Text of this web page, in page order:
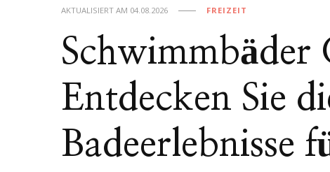
AKTUALISIERT AM 04.08.2026 FREIZEIT
Schwimmbäder
Entdecken Sie
Badeerlebnisse